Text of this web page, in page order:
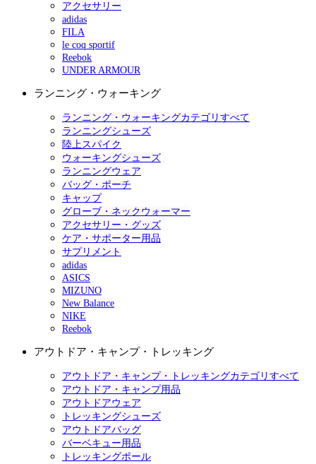
アクセサリー
adidas
FILA
le coq sportif
Reebok
UNDER ARMOUR
ランニング・ウォーキング
ランニング・ウォーキングカテゴリすべて
ランニングシューズ
陸上スパイク
ウォーキングシューズ
ランニングウェア
バッグ・ポーチ
キャップ
グローブ・ネックウォーマー
アクセサリー・グッズ
ケア・サポーター用品
サプリメント
adidas
ASICS
MIZUNO
New Balance
NIKE
Reebok
アウトドア・キャンプ・トレッキング
アウトドア・キャンプ・トレッキングカテゴリすべて
アウトドア・キャンプ用品
アウトドアウェア
トレッキングシューズ
アウトドアバッグ
バーベキュー用品
トレッキングポール